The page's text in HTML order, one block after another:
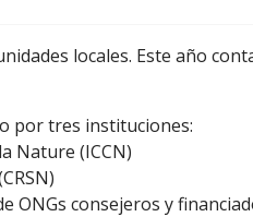
locales. Este año
por tres instituciones:
Nature (ICCN)
ONGs consejeros y